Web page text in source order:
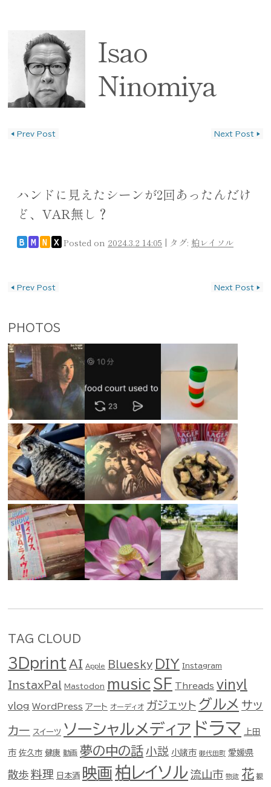
Isao
Ninomiya
◀ Prev Post Next Post ▶
ハンドに見えたシーンが2回あったんだけ
ど、VAR無し？
B M N X Posted on 2024.3.2 14:05 | タグ: 柏レイソル
◀ Prev Post Next Post ▶
PHOTOS
TAG CLOUD
3Dprint AI Apple Bluesky DIY Instagram
InstaxPal Mastodon music SF Threads vinyl
vlog WordPress アート オーディオ ガジェット グルメ サッ
カー スイーツ ソーシャルメディア ドラマ 上田
市 佐久市 健康 動画 夢の中の話 小説 小諸市 御代田町 愛媛県
散歩 料理 日本酒 映画 柏レイソル 流山市 物欲 花 観